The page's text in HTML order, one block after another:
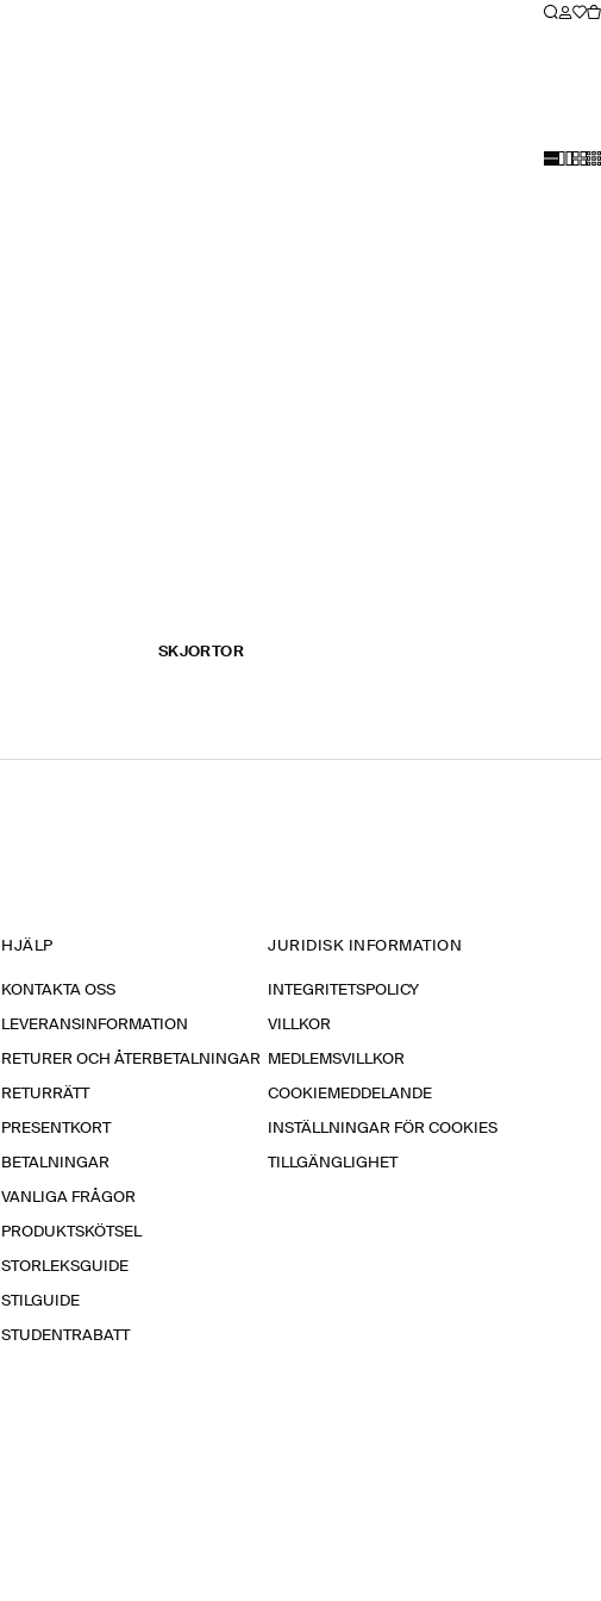
SKJORTOR
HJÄLP
KONTAKTA OSS
LEVERANSINFORMATION
RETURER OCH ÅTERBETALNINGAR
RETURRÄTT
PRESENTKORT
BETALNINGAR
VANLIGA FRÅGOR
PRODUKTSKÖTSEL
STORLEKSGUIDE
STILGUIDE
STUDENTRABATT
JURIDISK INFORMATION
INTEGRITETSPOLICY
VILLKOR
MEDLEMSVILLKOR
COOKIEMEDDELANDE
INSTÄLLNINGAR FÖR COOKIES
TILLGÄNGLIGHET